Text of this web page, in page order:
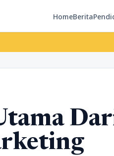
HomeBerita